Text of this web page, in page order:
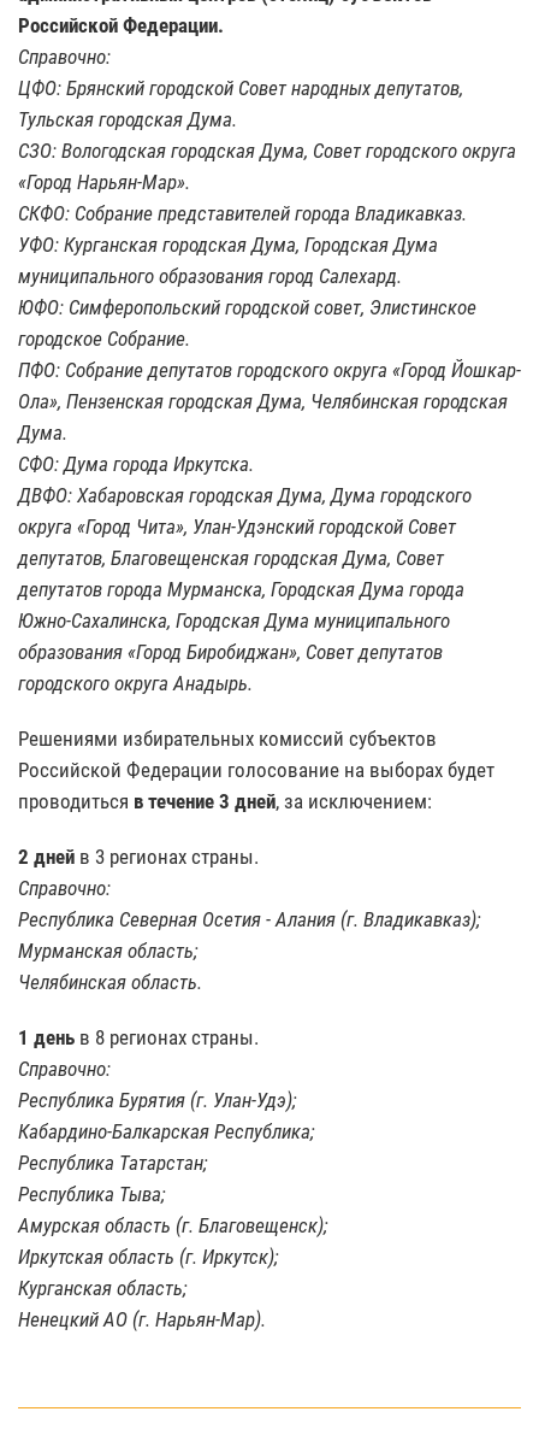
Российской Федерации.
Справочно:
ЦФО: Брянский городской Совет народных депутатов,
Тульская городская Дума.
СЗО: Вологодская городская Дума, Совет городского округа
«Город Нарьян-Мар».
СКФО: Собрание представителей города Владикавказ.
УФО: Курганская городская Дума, Городская Дума
муниципального образования город Салехард.
ЮФО: Симферопольский городской совет, Элистинское
городское Собрание.
ПФО: Собрание депутатов городского округа «Город Йошкар-
Ола», Пензенская городская Дума, Челябинская городская
Дума.
СФО: Дума города Иркутска.
ДВФО: Хабаровская городская Дума, Дума городского
округа «Город Чита», Улан-Удэнский городской Совет
депутатов, Благовещенская городская Дума, Совет
депутатов города Мурманска, Городская Дума города
Южно-Сахалинска, Городская Дума муниципального
образования «Город Биробиджан», Совет депутатов
городского округа Анадырь.
Решениями избирательных комиссий субъектов
Российской Федерации голосование на выборах будет
проводиться в течение 3 дней, за исключением:
2 дней в 3 регионах страны.
Справочно:
Республика Северная Осетия - Алания (г. Владикавказ);
Мурманская область;
Челябинская область.
1 день в 8 регионах страны.
Справочно:
Республика Бурятия (г. Улан-Удэ);
Кабардино-Балкарская Республика;
Республика Татарстан;
Республика Тыва;
Амурская область (г. Благовещенск);
Иркутская область (г. Иркутск);
Курганская область;
Ненецкий АО (г. Нарьян-Мар).